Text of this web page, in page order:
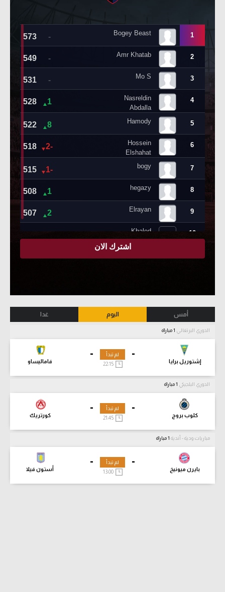
أمس اليوم غدا
الدوري البرتغالي
-
إشتوريل برايا
-
فاماليساو
لم تبدأ
22:15
الدوري البلجيكي
-
كلوب بروج
-
كورتريك
لم تبدأ
21:45
مباريات ودية - أندية
-
بايرن ميونيخ
-
أستون فيلا
لم تبدأ
13:00